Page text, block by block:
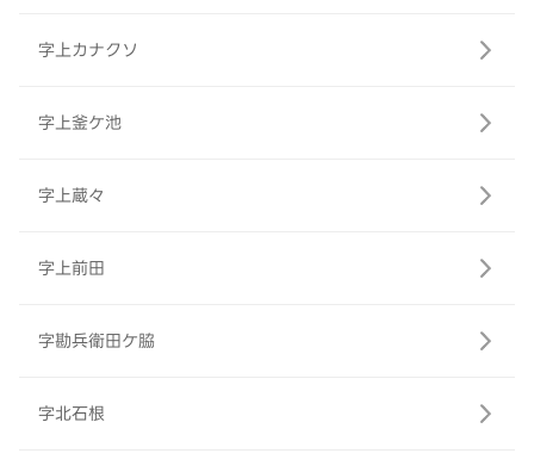
字上カナクソ
字上釜ケ池
字上蔵々
字上前田
字勘兵衛田ケ脇
字北石根